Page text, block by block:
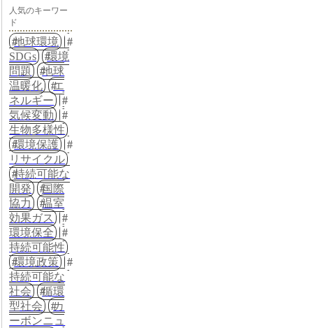
人気のキーワー
ド
地球環境
SDGs
環境
問題
地球
温暖化
エ
ネルギー
気候変動
生物多様性
環境保護
リサイクル
持続可能な
開発
国際
協力
温室
効果ガス
環境保全
持続可能性
環境政策
持続可能な
社会
循環
型社会
カ
ーボンニュ